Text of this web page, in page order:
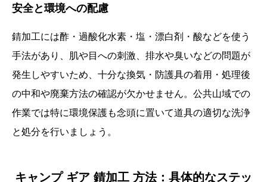
安全と環境への配慮
錆加工には酢・過酸化水素・塩・漂白剤・酸などを使う
手法があり、肌や目への刺激、排水や臭いなどの問題が
発生しやすいため、十分な換気・防護具の着用・処理後
の中和や廃棄方法の確認が欠かせません。公共山域での
作業では特に環境保護も念頭に置いて道具の適切な洗浄
と処分を行いましょう。
キャンプ ギア 錆加工 方法：具体的なステッ